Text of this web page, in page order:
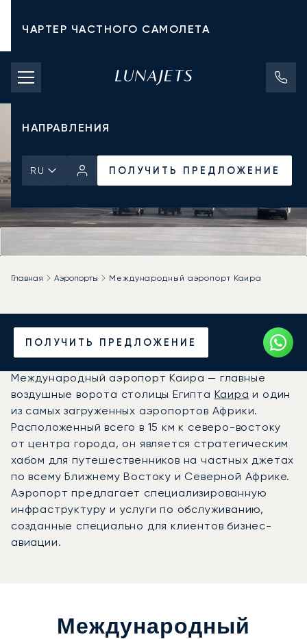
ЧАРТЕР ЧАСТНОГО САМОЛЕТА
СТОИМОСТЬ ЧАРТЕРА
ЧАСТНЫЕ САМОЛЕТЫ
НАПРАВЛЕНИЯ
RU ПОЛУЧИТЬ ПРЕДЛОЖЕНИЕ
ПОЛУЧИТЬ ПРЕДЛОЖЕНИЕ
Главная Аэропорты Международный аэропорт Каира
Частный джет в
аэропорт Каира (CAI)
Международный аэропорт Каира — главные
воздушные ворота столицы Египта Каира и один
из самых загруженных аэропортов Африки.
Расположенный всего в 15 км к северо-востоку
от центра города, он является стратегическим
хабом для путешественников на частных джетах
по всему Ближнему Востоку и Северной Африке.
Аэропорт предлагает специализированную
инфраструктуру и услуги по обслуживанию,
созданные специально для клиентов бизнес-
авиации.
Международный